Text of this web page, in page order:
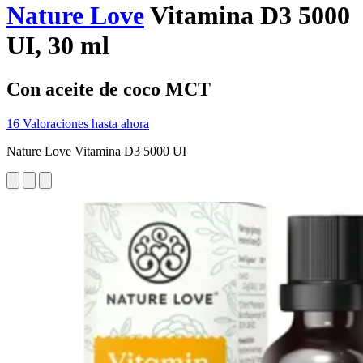
Nature LoveVitamina D3 5000
UI, 30 ml
Con aceite de coco MCT
16 Valoraciones hasta ahora
Nature Love Vitamina D3 5000 UI